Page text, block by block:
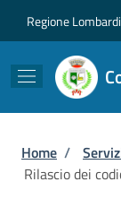
Regione
Briciole
Home /
Rilascio dei